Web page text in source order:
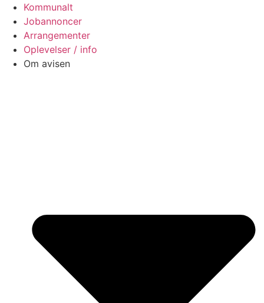
Kommunalt
Jobannoncer
Arrangementer
Oplevelser / info
Om avisen